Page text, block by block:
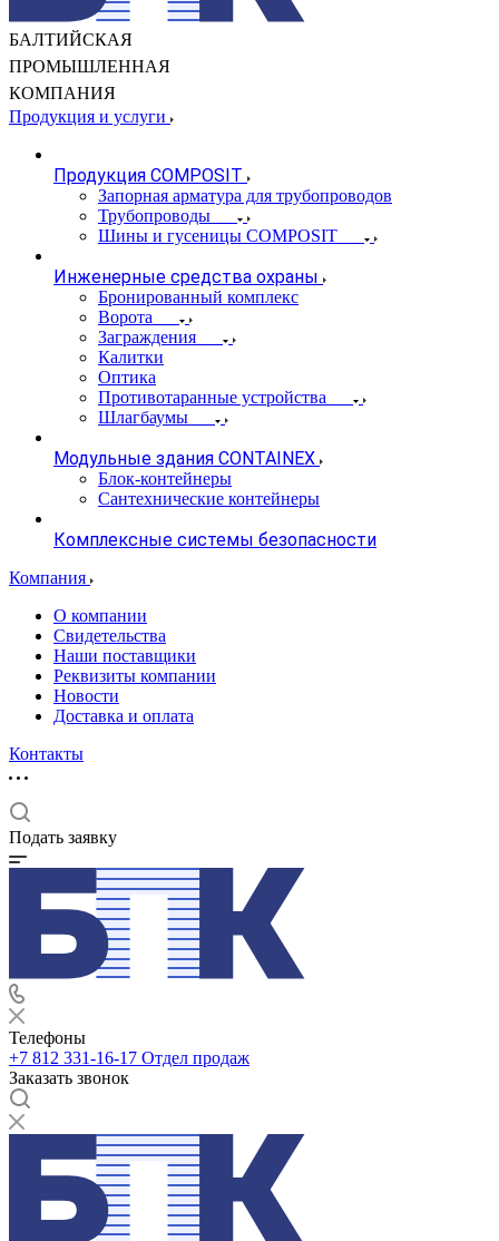
БАЛТИЙСКАЯ
ПРОМЫШЛЕННАЯ
КОМПАНИЯ
Продукция и услуги
Продукция COMPOSIT
Запорная арматура для трубопроводов
Трубопроводы
Шины и гусеницы COMPOSIT
Инженерные средства охраны
Бронированный комплекс
Ворота
Заграждения
Калитки
Оптика
Противотаранные устройства
Шлагбаумы
Модульные здания CONTAINEX
Блок-контейнеры
Сантехнические контейнеры
Комплексные системы безопасности
Компания
О компании
Свидетельства
Наши поставщики
Реквизиты компании
Новости
Доставка и оплата
Контакты
Подать заявку
Телефоны
+7 812 331-16-17 Отдел продаж
Заказать звонок